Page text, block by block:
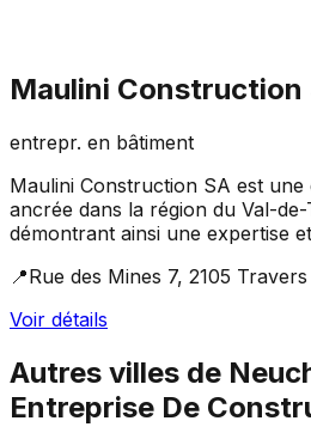
Maulini Construction
entrepr. en bâtiment
Maulini Construction SA est une
ancrée dans la région du Val-
démontrant ainsi une expertise
📍Rue des Mines 7, 2105 Travers
Voir détails
Autres villes de
Entreprise De